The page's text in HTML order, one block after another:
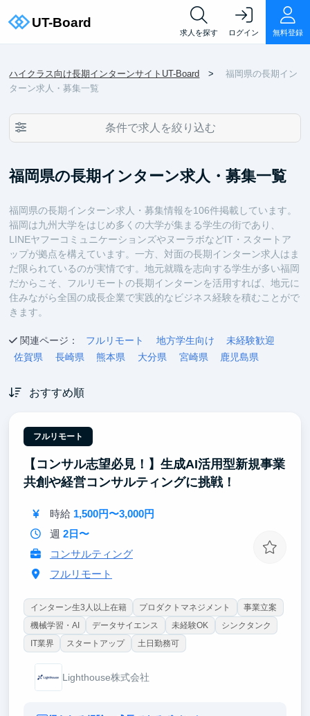
求人を探す ログイン 無料登録
ハイクラス向け長期インターンサイトUT-Board
福岡県の長期イン
ターン求人・募集一覧
条件で求人を絞り込む
福岡県の長期インターン求人・募集一覧
福岡県の長期インターン求人・募集情報を106件掲載しています。
福岡は九州大学をはじめ多くの大学が集まる学生の街であり、
LINEヤフーコミュニケーションズやヌーラボなどIT・スタートア
ップが拠点を構えています。一方、対面の長期インターン求人はま
だ限られているのが実情です。地元就職を志向する学生が多い福岡
だからこそ、フルリモートの長期インターンを活用すれば、地元に
住みながら全国の成長企業で実践的なビジネス経験を積むことがで
きます。
関連ページ： フルリモート 地方学生向け
未経験歓迎
佐賀県
長崎県 熊本県 大分県 宮崎県 鹿児島県
おすすめ順
フルリモート
【コンサル志望必見！】生成AI活用型新規事業
共創や経営コンサルティングに挑戦！
時給 1,500円〜3,000円
週 2日〜
コンサルティング
フルリモート
インターン生3人以上在籍 プロダクトマネジメント
事業立案
機械学習・AI
データサイエンス 未経験OK
シンクタンク
IT業界
スタートアップ 土日勤務可
Lighthouse株式会社